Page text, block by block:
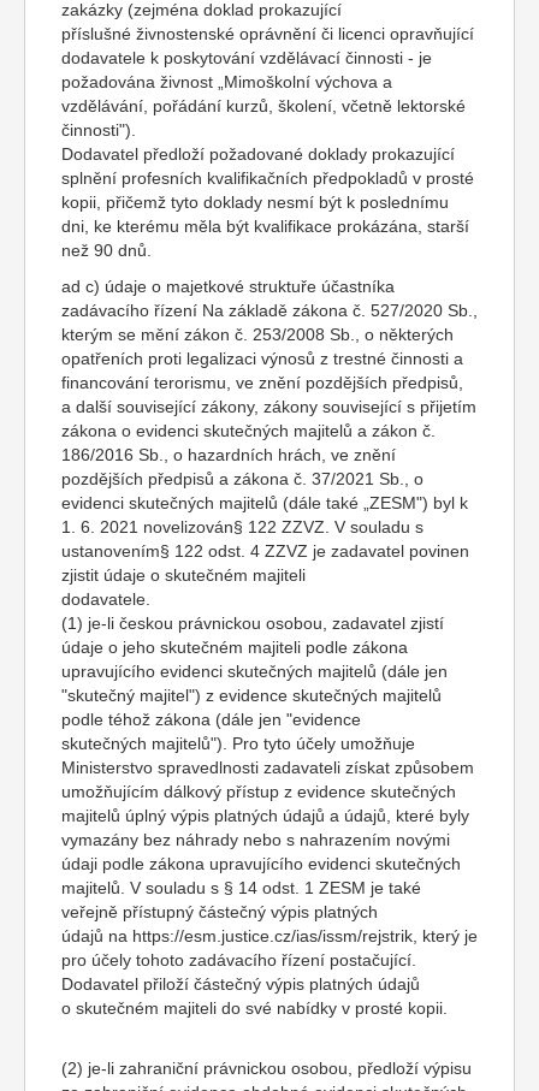
zakázky (zejména doklad prokazující
příslušné živnostenské oprávnění či licenci opravňující
dodavatele k poskytování vzdělávací činnosti - je
požadována živnost „Mimoškolní výchova a
vzdělávání, pořádání kurzů, školení, včetně lektorské
činnosti").
Dodavatel předloží požadované doklady prokazující
splnění profesních kvalifikačních předpokladů v prosté
kopii, přičemž tyto doklady nesmí být k poslednímu
dni, ke kterému měla být kvalifikace prokázána, starší
než 90 dnů.
ad c) údaje o majetkové struktuře účastníka
zadávacího řízení Na základě zákona č. 527/2020 Sb.,
kterým se mění zákon č. 253/2008 Sb., o některých
opatřeních proti legalizaci výnosů z trestné činnosti a
financování terorismu, ve znění pozdějších předpisů,
a další související zákony, zákony související s přijetím
zákona o evidenci skutečných majitelů a zákon č.
186/2016 Sb., o hazardních hrách, ve znění
pozdějších předpisů a zákona č. 37/2021 Sb., o
evidenci skutečných majitelů (dále také „ZESM") byl k
1. 6. 2021 novelizován§ 122 ZZVZ. V souladu s
ustanovením§ 122 odst. 4 ZZVZ je zadavatel povinen
zjistit údaje o skutečném majiteli
dodavatele.
(1) je-li českou právnickou osobou, zadavatel zjistí
údaje o jeho skutečném majiteli podle zákona
upravujícího evidenci skutečných majitelů (dále jen
"skutečný majitel") z evidence skutečných majitelů
podle téhož zákona (dále jen "evidence
skutečných majitelů"). Pro tyto účely umožňuje
Ministerstvo spravedlnosti zadavateli získat způsobem
umožňujícím dálkový přístup z evidence skutečných
majitelů úplný výpis platných údajů a údajů, které byly
vymazány bez náhrady nebo s nahrazením novými
údaji podle zákona upravujícího evidenci skutečných
majitelů. V souladu s § 14 odst. 1 ZESM je také
veřejně přístupný částečný výpis platných
údajů na https://esm.justice.cz/ias/issm/rejstrik, který je
pro účely tohoto zadávacího řízení postačující.
Dodavatel přiloží částečný výpis platných údajů
o skutečném majiteli do své nabídky v prosté kopii.
(2) je-li zahraniční právnickou osobou, předloží výpisu